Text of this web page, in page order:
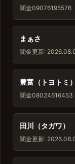
闇金09076195576
まぁさ
闇金更新:
豊富（トヨトミ）
闇金08024616453
田川（タガワ）
闇金更新: